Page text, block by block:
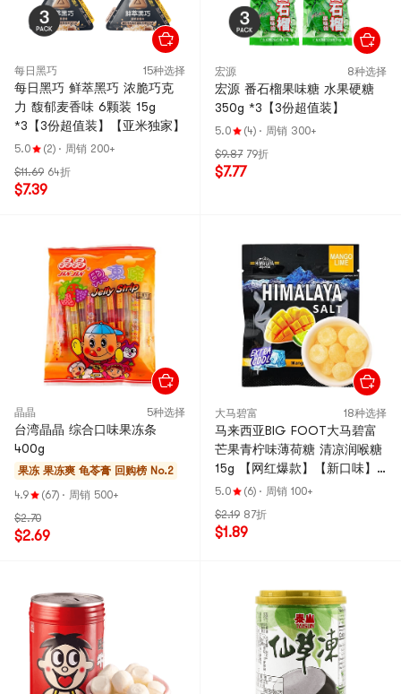
每日黑巧 15种选择
每日黑巧 鲜萃黑巧 浓脆巧克
力 馥郁麦香味 6颗装 15g
*3【3份超值装】【亚米独家】
5.0 (2) · 周销 200+
$11.69 64折
$7.39
宏源 8种选择
宏源 番石榴果味糖 水果硬糖
350g *3【3份超值装】
5.0 (4) · 周销 300+
$9.87 79折
$7.77
晶晶 5种选择
台湾晶晶 综合口味果冻条
400g
果冻 果冻爽 龟苓膏 回购榜 No.2
4.9
(67) · 周销 500+
$2.70
$2.69
大马碧富 18种选择
马来西亚BIG FOOT大马碧富
芒果青柠味薄荷糖 清凉润喉糖
15g 【网红爆款】【新口味】
【浓郁芒果香】
5.0 (6) · 周销 100+
$2.19 87折
$1.89